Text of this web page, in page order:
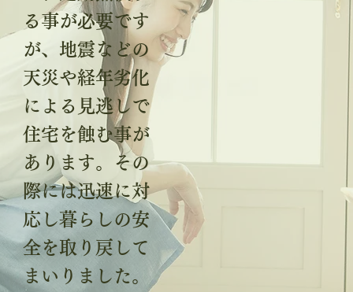
る事が必要です
が、地震などの
天災や経年劣化
による見逃しで
住宅を蝕む事が
あります。その
際には迅速に対
応し暮らしの安
全を取り戻して
まいりました。